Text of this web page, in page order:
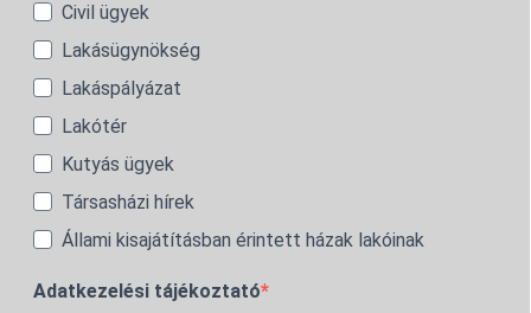
Civil ügyek
Lakásügynökség
Lakáspályázat
Lakótér
Kutyás ügyek
Társasházi hírek
Állami kisajátításban érintett házak lakóinak
Adatkezelési tájékoztató